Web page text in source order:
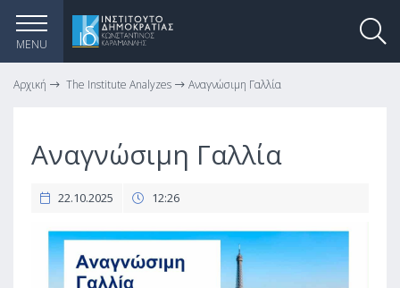
MENU
Αρχική The Institute Analyzes Αναγνώσιμη Γαλλία
Αναγνώσιμη Γαλλία
22.10.2025 12:26